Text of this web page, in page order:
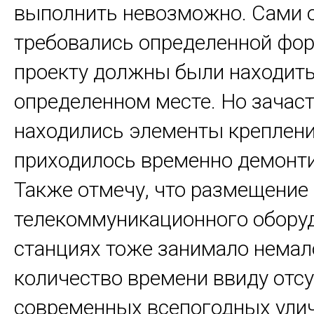
выполнить невозможно. Сами
требовались определенной
проекту должны были
определенном месте. Но
находились элементы
приходилось временно
Также отмечу, что размещение
телекоммуникационного
станциях тоже занимало
количество времени ввиду
современных всепогодных